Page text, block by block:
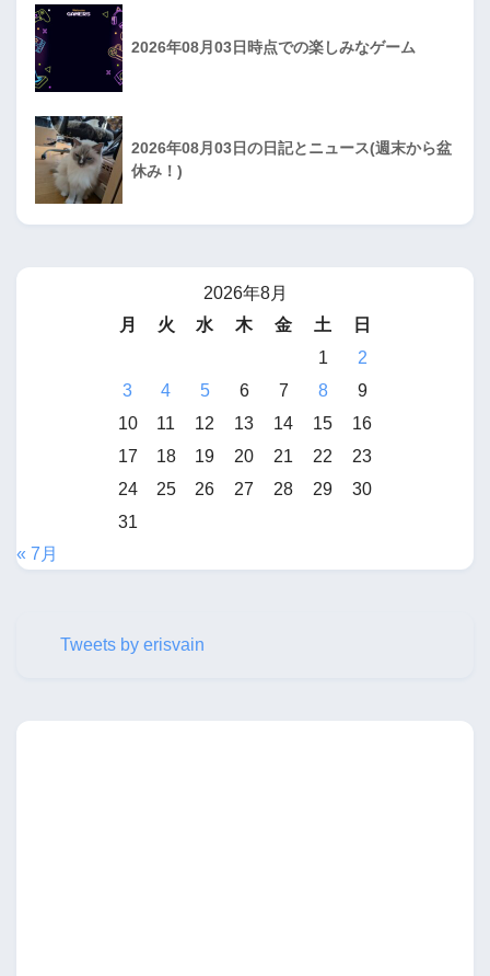
2026年08月03日時点での楽しみなゲーム
2026年08月03日の日記とニュース(週末から盆
休み！)
2026年8月
月
火 水 木 金 土
日
1
2
3
4 5 6 7 8
9
10
11 12 13 14 15
16
17
18 19 20 21 22
23
24
25 26 27 28 29
30
31
« 7月
Tweets by erisvain